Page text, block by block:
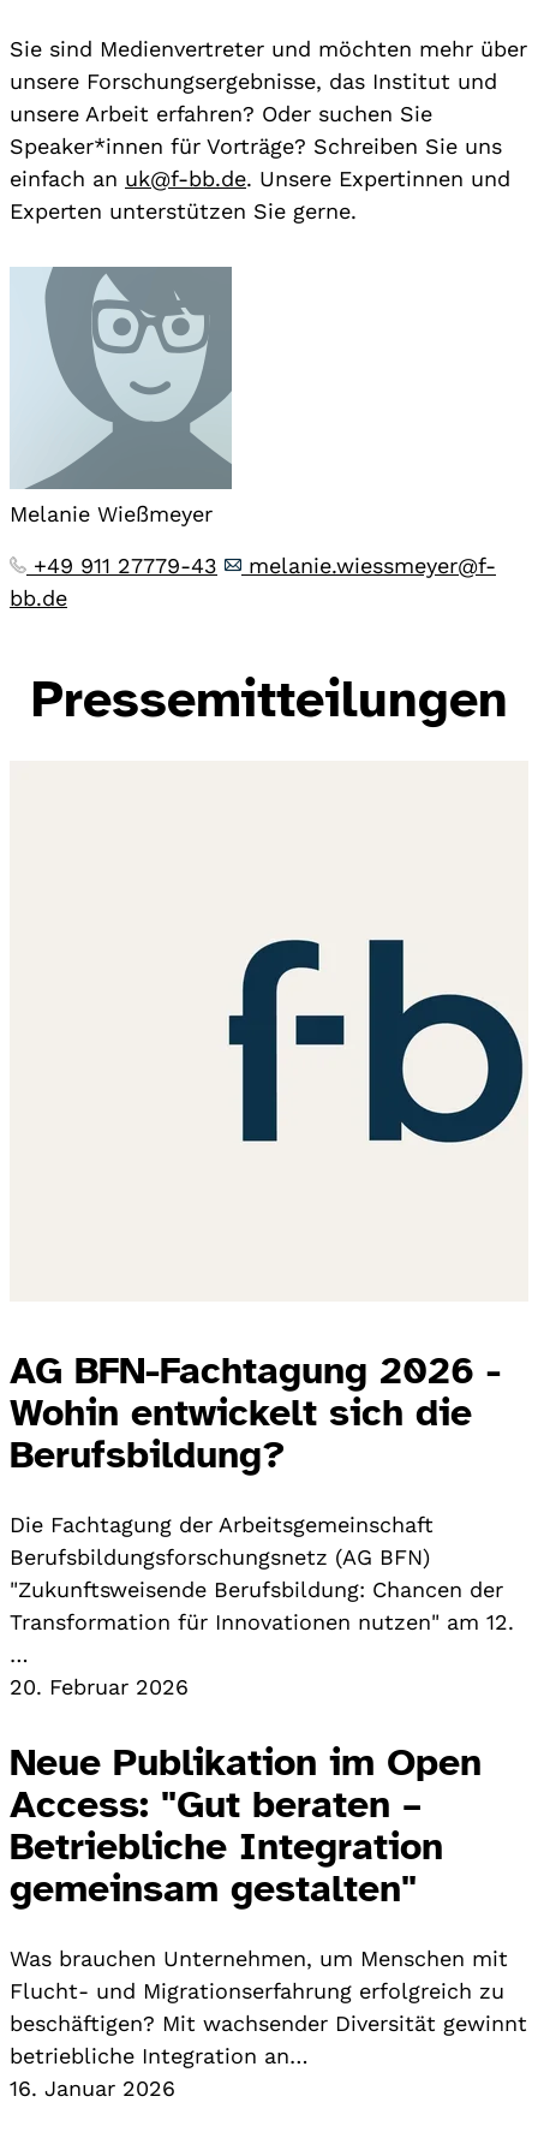
Sie sind Medienvertreter und möchten mehr über
unsere Forschungsergebnisse, das Institut und
unsere Arbeit erfahren? Oder suchen Sie
Speaker*innen für Vorträge? Schreiben Sie uns
einfach an uk@f-bb.de. Unsere Expertinnen und
Experten unterstützen Sie gerne.
Melanie Wießmeyer
+49 911 27779-43
melanie.wiessmeyer@f-
bb.de
Pressemitteilungen
AG BFN-Fachtagung 2026 -
Wohin entwickelt sich die
Berufsbildung?
Die Fachtagung der Arbeitsgemeinschaft
Berufsbildungsforschungsnetz (AG BFN)
"Zukunftsweisende Berufsbildung: Chancen der
Transformation für Innovationen nutzen" am 12.
…
20. Februar 2026
Neue Publikation im Open
Access: "Gut beraten –
Betriebliche Integration
gemeinsam gestalten"
Was brauchen Unternehmen, um Menschen mit
Flucht- und Migrationserfahrung erfolgreich zu
beschäftigen? Mit wachsender Diversität gewinnt
betriebliche Integration an…
16. Januar 2026